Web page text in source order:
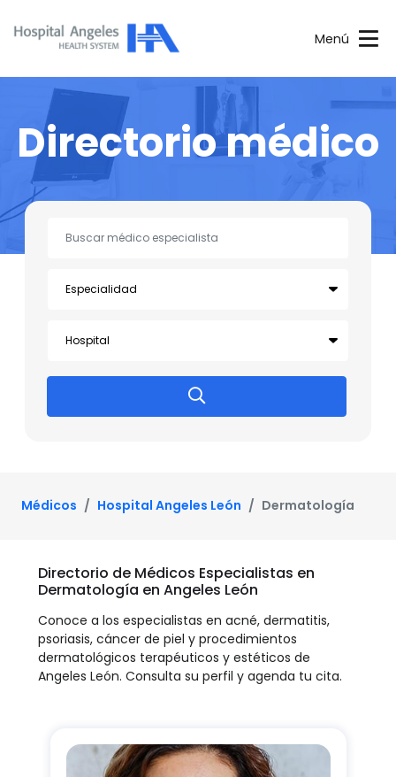
Menú
Directorio médico
Médicos Hospital Angeles León Dermatología
Directorio de Médicos Especialistas en
Dermatología en Angeles León
Conoce a los especialistas en acné, dermatitis,
psoriasis, cáncer de piel y procedimientos
dermatológicos terapéuticos y estéticos de
Angeles León. Consulta su perfil y agenda tu cita.